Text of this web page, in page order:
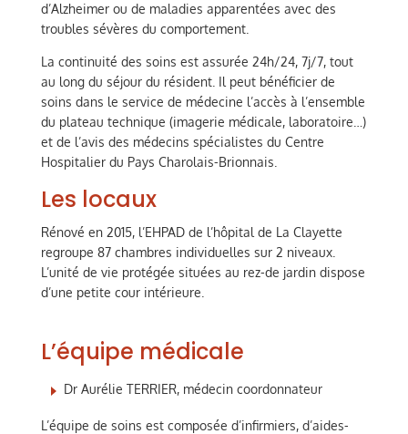
d’Alzheimer ou de maladies apparentées avec des
troubles sévères du comportement.
La continuité des soins est assurée 24h/24, 7j/7, tout
au long du séjour du résident. Il peut bénéficier de
soins dans le service de médecine l’accès à l’ensemble
du plateau technique (imagerie médicale, laboratoire…)
et de l’avis des médecins spécialistes du Centre
Hospitalier du Pays Charolais-Brionnais.
Les locaux
Rénové en 2015, l’EHPAD de l’hôpital de La Clayette
regroupe 87 chambres individuelles sur 2 niveaux.
L’unité de vie protégée situées au rez-de jardin dispose
d’une petite cour intérieure.
L’équipe médicale
Dr Aurélie TERRIER, médecin coordonnateur
L’équipe de soins est composée d’infirmiers, d’aides-